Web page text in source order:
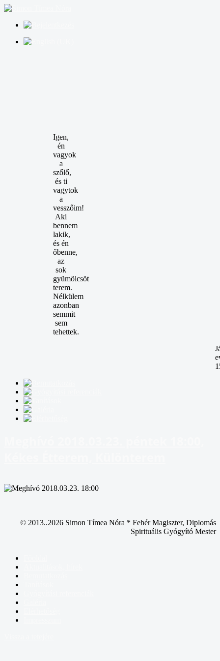
Igen,
én
vagyok
a
szőlő,
és ti
vagytok
a
vesszőim!
Aki
bennem
lakik,
és én
őbenne,
az
sok
gyümölcsöt
terem.
Nélkülem
azonban
semmit
sem
tehettek.
© 2013..2026 Simon Tímea Nóra * Fehér Magiszter, Diplomás
Spirituális Gyógyító Mester